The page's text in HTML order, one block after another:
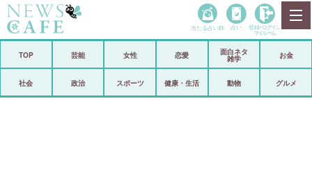
政治
当たる占い師 占い 登録• ログイン
マイルーム
TOP 芸能 女性 恋愛
面白ネタ
雑学
お金
社会 政治 スポーツ 健康・生活 動物 グルメ